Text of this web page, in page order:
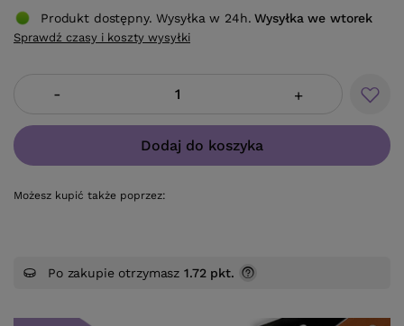
- +
Dodaj do koszyka
Możesz kupić także poprzez:
Produkt dostępny. Wysyłka w 24h. Wysyłkawe wtorek
Sprawdź czasy i koszty wysyłki
Po zakupie otrzymasz1.72 pkt.